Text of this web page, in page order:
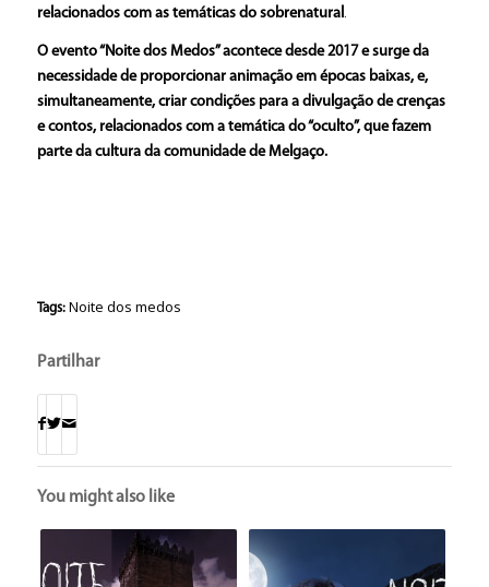
relacionados com as temáticas do sobrenatural .
O evento “Noite dos Medos” acontece desde 2017 e surge da
necessidade de proporcionar animação em épocas baixas, e,
simultaneamente, criar condições para a divulgação de crenças
e contos, relacionados com a temática do “oculto”, que fazem
parte da cultura da comunidade de Melgaço.
Tags: Noite dos medos
Partilhar
You might also like